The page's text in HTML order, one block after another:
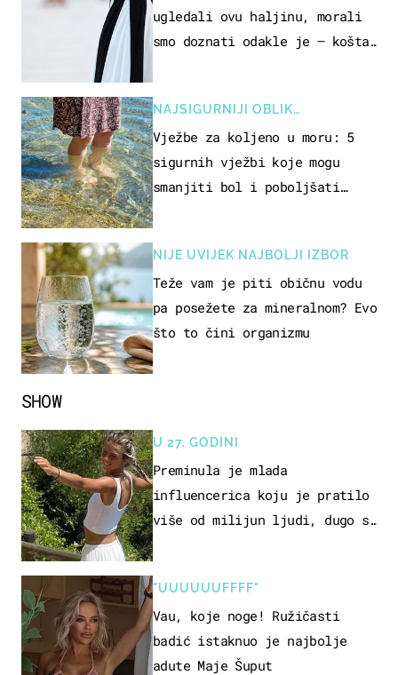
SHOW
U 27. GODINI
Preminula je mlada
influencerica koju je pratilo
više od milijun ljudi, dugo se
"UUUUUUFFFF"
Vau, koje noge! Ružičasti
badić istaknuo je najbolje
adute Maje Šuput
ugledali ovu haljinu, morali
smo doznati odakle je – košta
NAJSIGURNIJI OBLIK
REKREACIJE
Vježbe za koljeno u moru: 5
sigurnih vježbi koje mogu
smanjiti bol i poboljšati
NIJE UVIJEK NAJBOLJI IZBOR
Teže vam je piti običnu vodu
pa posežete za mineralnom? Evo
što to čini organizmu